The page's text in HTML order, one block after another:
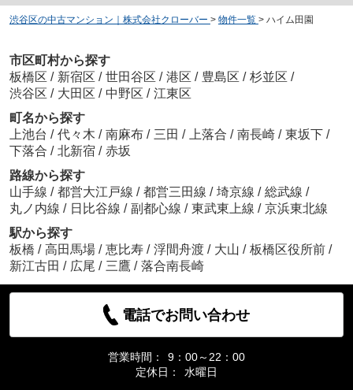
渋谷区の中古マンション｜株式会社クローバー > 物件一覧 > ハイム田園
市区町村から探す
板橋区 / 新宿区 / 世田谷区 / 港区 / 豊島区 / 杉並区 /
渋谷区 / 大田区 / 中野区 / 江東区
町名から探す
上池台 / 代々木 / 南麻布 / 三田 / 上落合 / 南長崎 / 東坂下 /
下落合 / 北新宿 / 赤坂
路線から探す
山手線 / 都営大江戸線 / 都営三田線 / 埼京線 / 総武線 /
丸ノ内線 / 日比谷線 / 副都心線 / 東武東上線 / 京浜東北線
駅から探す
板橋 / 高田馬場 / 恵比寿 / 浮間舟渡 / 大山 / 板橋区役所前 /
新江古田 / 広尾 / 三鷹 / 落合南長崎
電話でお問い合わせ
営業時間：
9：00～22：00
定休日：
水曜日